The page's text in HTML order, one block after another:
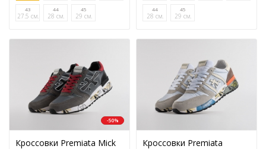
43
27.5 см.
44
28 см.
45
29 см.
44
28 см.
45
29 см.
-50%
Кроссовки Premiata Mick
Кроссовки Premiata